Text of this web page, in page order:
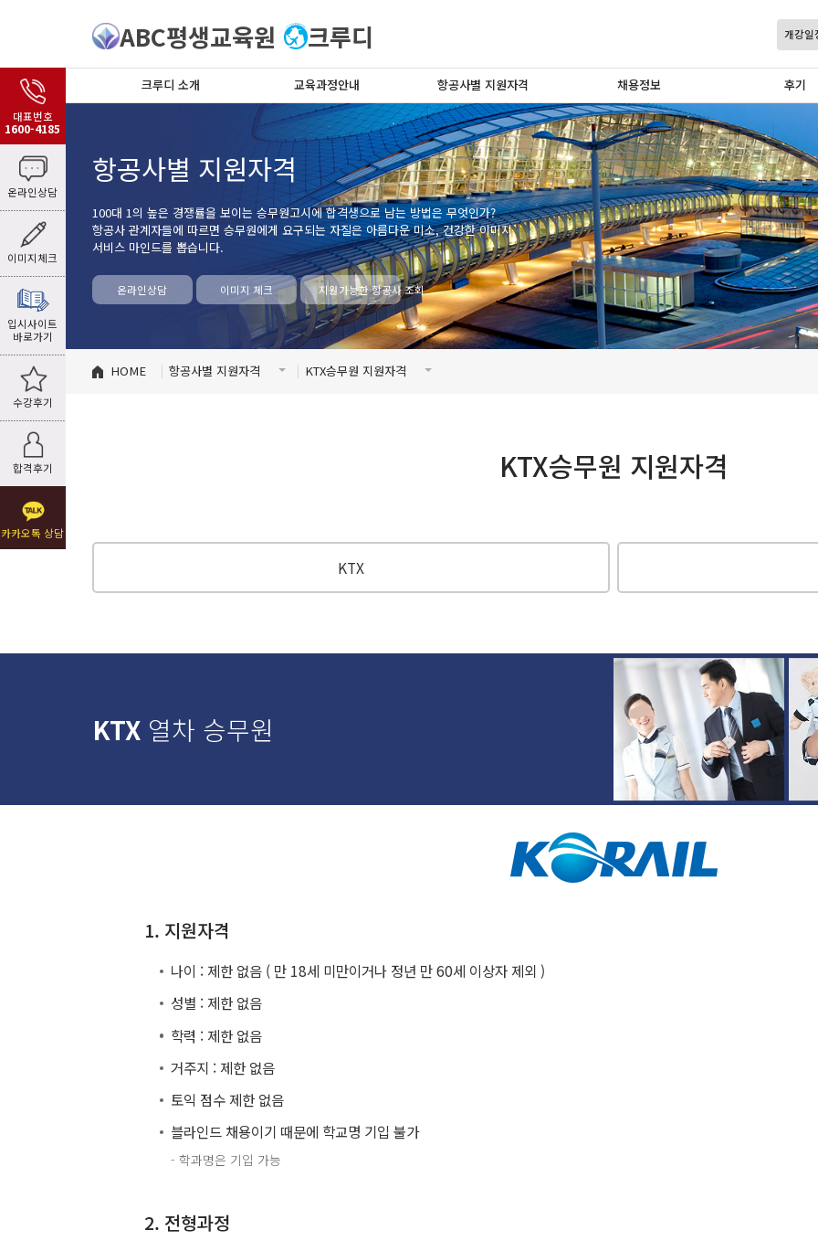
ABC평생교육원 크루디 개강일
크루디 소개 교육과정안내 항공사별 지원자격 채용정보 후기
항공사별 지원자격
100대 1의 높은 경쟁률을 보이는 승무원고시에 합격생으로 남는 방법은 무엇인가?
항공사 관계자들에 따르면 승무원에게 요구되는 자질은 아름다운 미소, 건강한 이미지,
서비스 마인드를 뽑습니다.
온라인상담 이미지 체크 지원가능한 항공사 조회
HOME 항공사별 지원자격 KTX승무원 지원자격
KTX승무원 지원자격
KTX
KTX열차 승무원
1. 지원자격
나이 : 제한 없음 ( 만 18세 미만이거나 정년 만 60세 이상자 제외 )
성별 : 제한 없음
학력 : 제한 없음
거주지 : 제한 없음
토익 점수 제한 없음
블라인드 채용이기 때문에 학교명 기입 불가
- 학과명은 기입 가능
2. 전형과정
대표번호
1600-4185
온라인상담
이미지체크
입시사이트
바로가기
수강후기
합격후기
카카오톡 상담